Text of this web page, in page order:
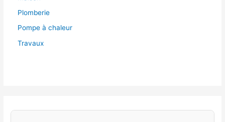
Plomberie
Pompe à chaleur
Travaux